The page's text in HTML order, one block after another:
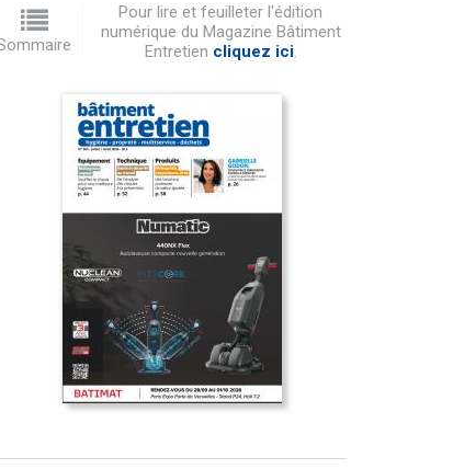
Pour lire et feuilleter l'édition
numérique du Magazine Bâtiment
Entretien cliquez ici.